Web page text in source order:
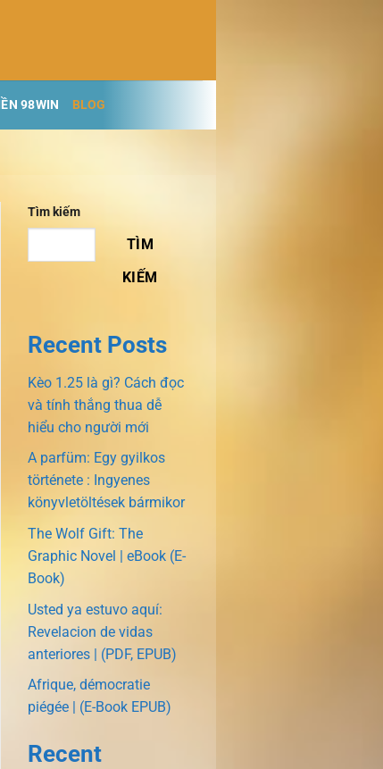
98WIN BLOG
Tìm kiếm
TÌM
KIẾM
Recent Posts
Kèo 1.25 là gì? Cách đọc
và tính thắng thua dễ
hiểu cho người mới
A parfüm: Egy gyilkos
története : Ingyenes
könyvletöltések bármikor
The Wolf Gift: The
Graphic Novel | eBook (E-
Book)
Usted ya estuvo aquí:
Revelacion de vidas
anteriores | (PDF, EPUB)
Afrique, démocratie
piégée | (E-Book EPUB)
Recent